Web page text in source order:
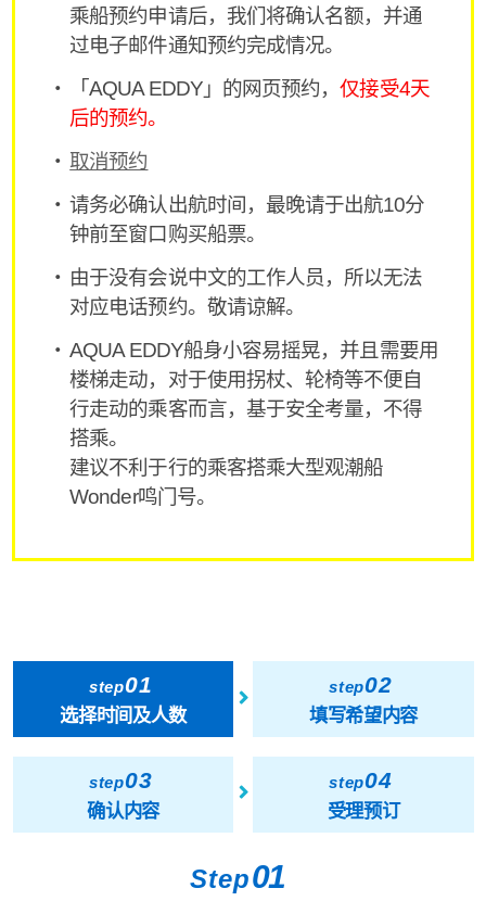
乘船预约申请后，我们将确认名额，并通
过电子邮件通知预约完成情况。
「AQUA EDDY」的网页预约，仅接受4天
后的预约。
取消预约
请务必确认出航时间，最晚请于出航10分
钟前至窗口购买船票。
由于没有会说中文的工作人员，所以无法
对应电话预约。敬请谅解。
AQUA EDDY船身小容易摇晃，并且需要用
楼梯走动，对于使用拐杖、轮椅等不便自
行走动的乘客而言，基于安全考量，不得
搭乘。
建议不利于行的乘客搭乘大型观潮船
Wonder鸣门号。
step01
选择时间及人数
step02
填写希望内容
step03
确认内容
step04
受理预订
Step01